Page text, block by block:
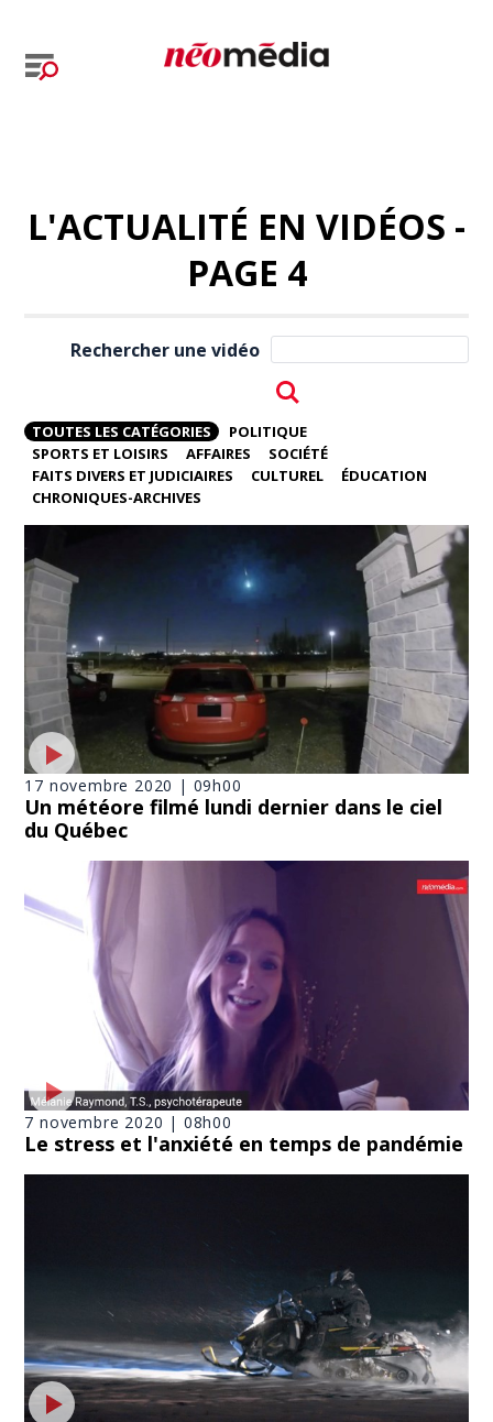
L'ACTUALITÉ EN VIDÉOS -
PAGE 4
Rechercher une vidéo
TOUTES LES CATÉGORIES
POLITIQUE
SPORTS ET LOISIRS
AFFAIRES
SOCIÉTÉ
FAITS DIVERS ET JUDICIAIRES
CULTUREL
ÉDUCATION
CHRONIQUES-ARCHIVES
17 novembre 2020 | 09h00
Un météore filmé lundi dernier dans le ciel
du Québec
7 novembre 2020 | 08h00
Le stress et l'anxiété en temps de pandémie